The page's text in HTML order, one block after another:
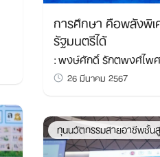
การศึกษา คือพลังพิเ
รัฐมนตรีได้
: พงษ์ศักดิ์ รักตพงศ์ไพ
26 มีนาคม 2567
ทุนนวัตกรรมสายอาชีพชั้น